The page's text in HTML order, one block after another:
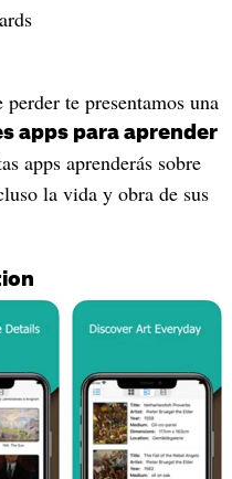
te presentamos una
apps para aprender
apps aprenderás sobre
la vida y obra de sus